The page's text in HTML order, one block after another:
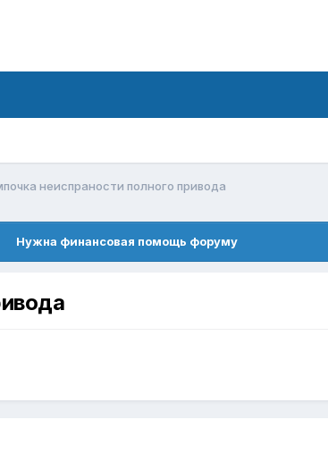
неиспраности полного привода
Нужна финансовая помощь форуму